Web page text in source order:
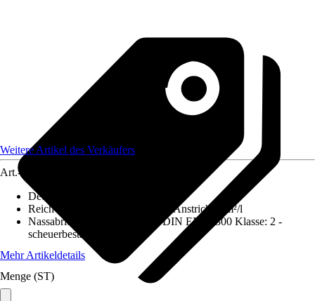
Weitere Artikel des Verkäufers
Art.-Nr.
Deckkraft
Reichweite (ca.) bei einmaligem Anstrich
7 m²/l
Nassabriebbeständigkeit nach DIN EN 13300 Klasse: 2 -
scheuerbeständig
Mehr Artikeldetails
Menge (ST)